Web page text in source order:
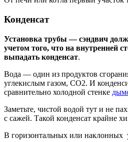
Конденсат
Установка трубы — сэндвич
учетом того, что на внутренней
выпадать конденсат.
Вода — один из продуктов
углекислым газом, СО2. И
сравнительно холодной стенке
Заметьте, чистой водой тут и не
с сажей. Такой конденсат крайне
В горизонтальных или наклонных